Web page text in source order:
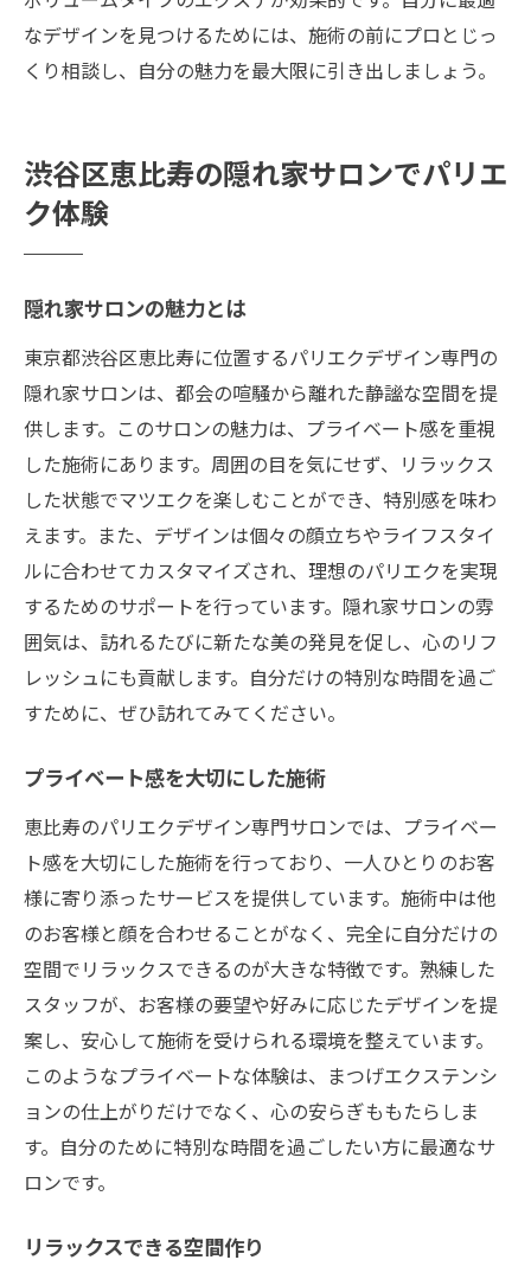
なデザインを見つけるためには、施術の前にプロとじっ
くり相談し、自分の魅力を最大限に引き出しましょう。
渋谷区恵比寿の隠れ家サロンでパリエ
ク体験
隠れ家サロンの魅力とは
東京都渋谷区恵比寿に位置するパリエクデザイン専門の
隠れ家サロンは、都会の喧騒から離れた静謐な空間を提
供します。このサロンの魅力は、プライベート感を重視
した施術にあります。周囲の目を気にせず、リラックス
した状態でマツエクを楽しむことができ、特別感を味わ
えます。また、デザインは個々の顔立ちやライフスタイ
ルに合わせてカスタマイズされ、理想のパリエクを実現
するためのサポートを行っています。隠れ家サロンの雰
囲気は、訪れるたびに新たな美の発見を促し、心のリフ
レッシュにも貢献します。自分だけの特別な時間を過ご
すために、ぜひ訪れてみてください。
プライベート感を大切にした施術
恵比寿のパリエクデザイン専門サロンでは、プライベー
ト感を大切にした施術を行っており、一人ひとりのお客
様に寄り添ったサービスを提供しています。施術中は他
のお客様と顔を合わせることがなく、完全に自分だけの
空間でリラックスできるのが大きな特徴です。熟練した
スタッフが、お客様の要望や好みに応じたデザインを提
案し、安心して施術を受けられる環境を整えています。
このようなプライベートな体験は、まつげエクステンシ
ョンの仕上がりだけでなく、心の安らぎももたらしま
す。自分のために特別な時間を過ごしたい方に最適なサ
ロンです。
リラックスできる空間作り